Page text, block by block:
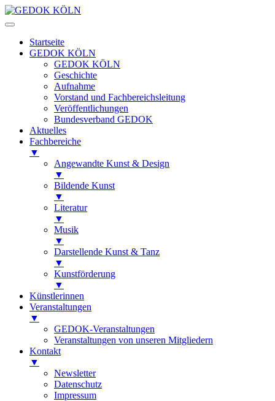
Startseite
GEDOK KÖLN
GEDOK KÖLN
Geschichte
Aufnahme
Vorstand und Fachbereichsleitung
Veröffentlichungen
Bundesverband GEDOK
Aktuelles
Fachbereiche
▼
Angewandte Kunst & Design
▼
Bildende Kunst
▼
Literatur
▼
Musik
▼
Darstellende Kunst & Tanz
▼
Kunstförderung
▼
Künstlerinnen
Veranstaltungen
▼
GEDOK-Veranstaltungen
Veranstaltungen von unseren Mitgliedern
Kontakt
▼
Newsletter
Datenschutz
Impressum